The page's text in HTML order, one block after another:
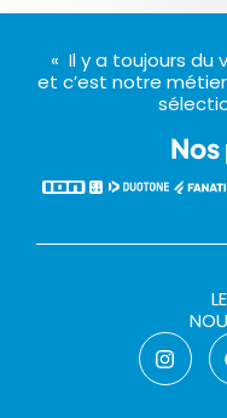
« Il y a toujours du
et c’est notre